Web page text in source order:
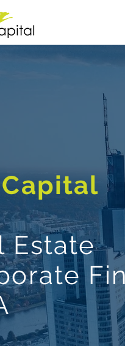
Capital
Estate